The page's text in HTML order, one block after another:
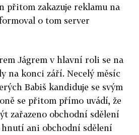
přitom zakazuje reklamu na
o tom server
Jágrem v hlavní roli se na
na konci září. Necelý měsíc
Babiš kandiduje se svým
se přitom přímo uvádí, že
zařazeno obchodní sdělení
ani obchodní sdělení